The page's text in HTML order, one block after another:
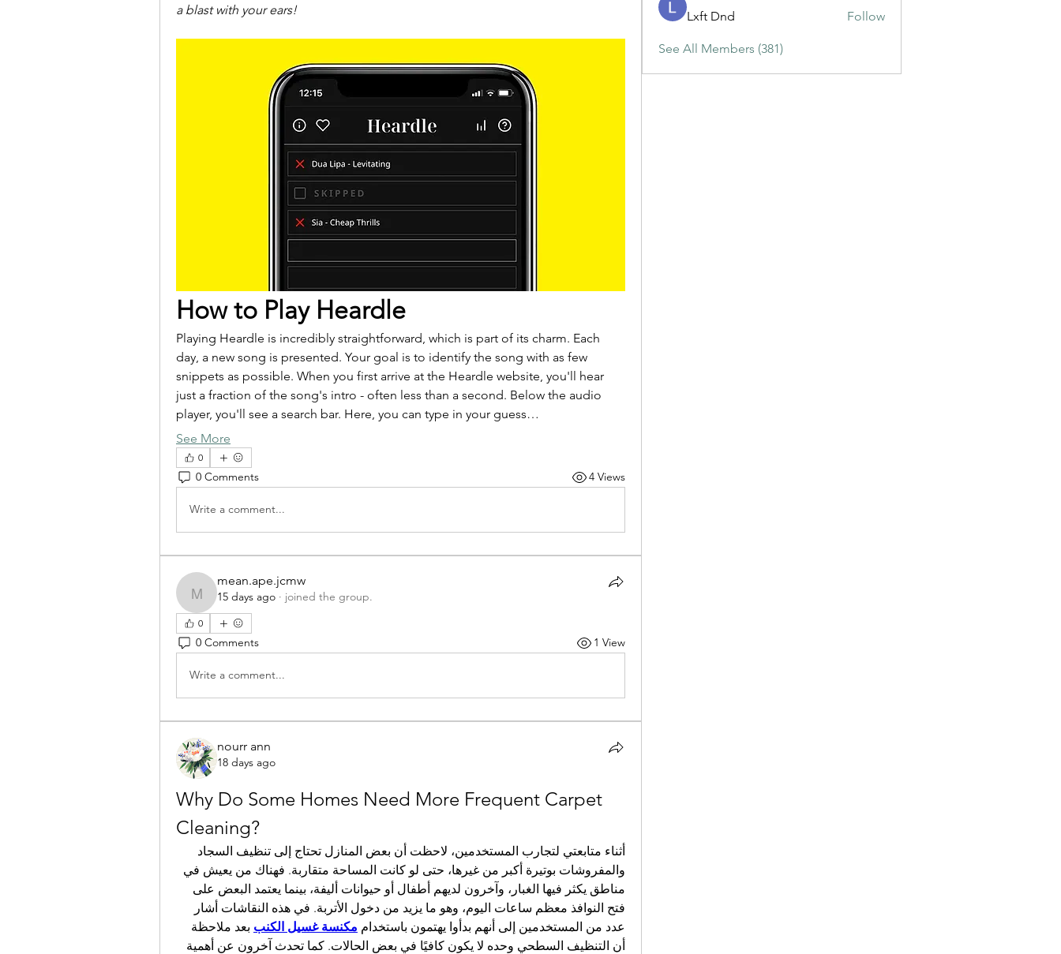
a blast with your ears!
How to Play Heardle
Playing Heardle is incredibly straightforward, which is part of its charm. Each
day, a new song is presented. Your goal is to identify the song with as few
snippets as possible. When you first arrive at the Heardle website, you'll hear
just a fraction of the song's intro - often less than a second. Below the audio
player, you'll see a search bar. Here, you can type in your guess…
See More
0
0 Comments 4 Views
Write a comment...
mean.ape.jcmw
mean.ape.jcmw
15 days ago · joined the group.
0
0 Comments 1 View
Write a comment...
nourr ann
18 days ago
Why Do Some Homes Need More Frequent Carpet
Cleaning?
عدد من المستخدمين إلى أنهم بدأوا يهتمون باستخدام مكنسة غسيل الكنب
Lxft Dnd Follow
See All Members (381)